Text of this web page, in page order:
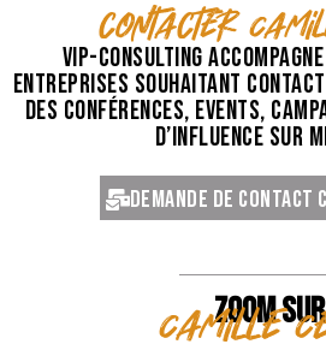
contacter
VIP-Consulting
entreprises souhaitant
des conférences, events,
d’influence sur
Demande de contact
ZOOM SUR
Camille